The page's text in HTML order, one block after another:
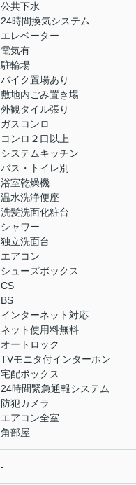
公共下水
24時間換気システム
エレベーター
電気有
駐輪場
バイク置場あり
敷地内ごみ置き場
外観タイル張り
ガスコンロ
コンロ２口以上
システムキッチン
バス・トイレ別
浴室乾燥機
温水洗浄便座
洗髪洗面化粧台
シャワー
独立洗面台
エアコン
シューズボックス
CS
BS
インターネット対応
ネット使用料無料
オートロック
TVモニタ付インターホン
宅配ボックス
24時間緊急通報システム
防犯カメラ
エアコン全室
角部屋
-